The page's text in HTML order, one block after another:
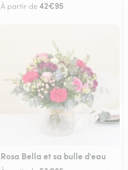
À partir de42€95
Rosa Bella et sa bulle d'eau